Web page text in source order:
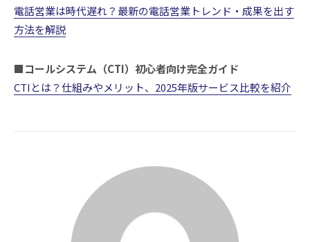
電話営業は時代遅れ？最新の電話営業トレンド・成果を出す
方法を解説
■コールシステム（CTI）初心者向け完全ガイド
CTIとは？仕組みやメリット、2025年版サービス比較を紹介